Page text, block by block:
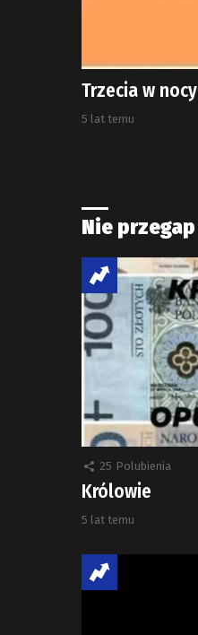
Trzecia w nocy
5 lat temu
Nie przegap
25 Polubienia
Królowie
5 lat temu